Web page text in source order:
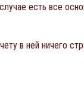
есть все
в ней ничего